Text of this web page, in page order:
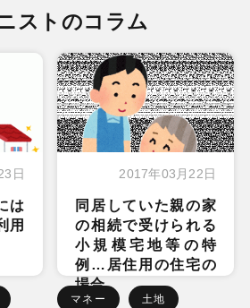
ストのコラム
日
は
用
2017年03月22日
同居していた親の家
の相続で受けられる
小規模宅地等の特
例…居住用の住宅の
場合
マネー 土地